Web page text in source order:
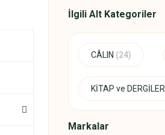
İlgili Alt Kategoriler
CÂLIN (24)
KİTAP ve DERGİLER
Markalar